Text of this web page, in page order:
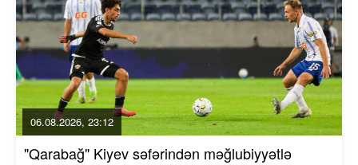
06.08.2026, 23:12
"Qarabağ" Kiyev səfərindən məğlubiyyətlə